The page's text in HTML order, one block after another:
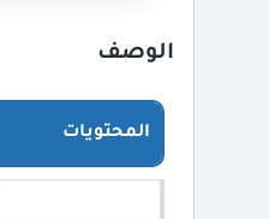
الوصف
المحتويات